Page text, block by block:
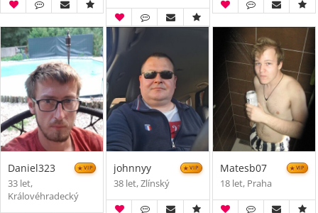
Daniel323 VIP
33 let,
Královéhradecký
johnnyy VIP
38 let, Zlínský
Matesb07 VIP
18 let, Praha